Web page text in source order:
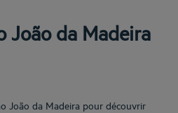
João da Madeira
João da Madeira pour découvrir